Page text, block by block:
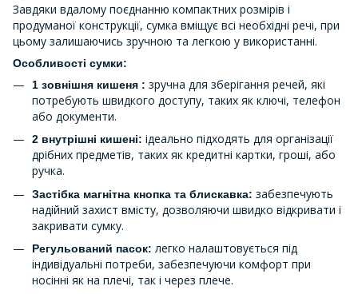
Завдяки вдалому поєднанню компактних розмірів і
продуманої конструкції, сумка вміщує всі необхідні речі, при
цьому залишаючись зручною та легкою у використанні.
Особливості сумки:
1 зовнішня кишеня : зручна для зберігання речей, які
потребують швидкого доступу, таких як ключі, телефон
або документи.
2 внутрішні кишені: ідеально підходять для організації
дрібних предметів, таких як кредитні картки, гроші, або
ручка.
Застібка магнітна кнопка та блискавка: забезпечують
надійний захист вмісту, дозволяючи швидко відкривати і
закривати сумку.
Регульований пасок: легко налаштовується під
індивідуальні потреби, забезпечуючи комфорт при
носінні як на плечі, так і через плече.